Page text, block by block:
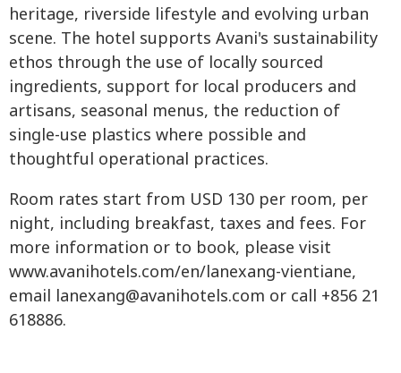
heritage, riverside lifestyle and evolving urban
scene. The hotel supports Avani's sustainability
ethos through the use of locally sourced
ingredients, support for local producers and
artisans, seasonal menus, the reduction of
single-use plastics where possible and
thoughtful operational practices.
Room rates start from USD 130 per room, per
night, including breakfast, taxes and fees. For
more information or to book, please visit
www.avanihotels.com/en/lanexang-vientiane,
email lanexang@avanihotels.com or call +856 21
618886.